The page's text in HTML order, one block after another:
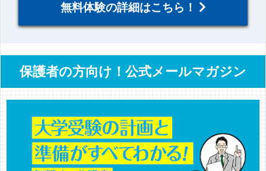
無料体験の詳細はこちら！
保護者の方向け！公式メールマガジン